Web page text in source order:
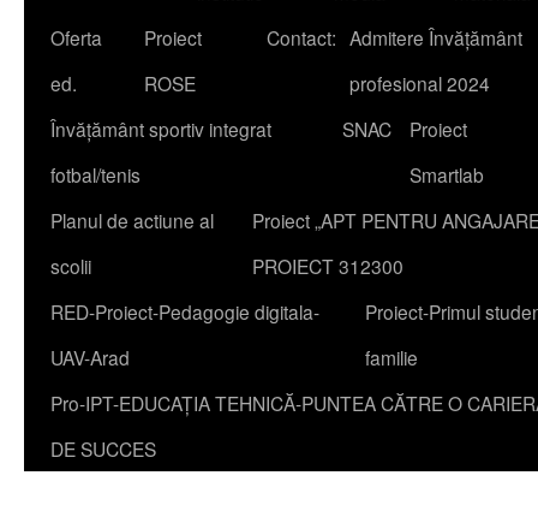
content
Oferta
ed.
Proiect
ROSE
Contact: Admitere Învățământ
profesional 2024
Învățământ sportiv integrat
fotbal/tenis
SNAC
Proiect
Smartlab
Planul de actiune al
scolii
Proiect „APT PENTRU
PROIECT 312300
RED-Proiect-Pedagogie digitala-
UAV-Arad
Proiect-Primul
familie
Pro-IPT-EDUCAȚIA TEHNICĂ-PUNTEA CĂTRE O
DE SUCCES